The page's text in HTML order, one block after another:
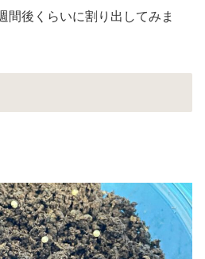
間後くらいに割り出してみま